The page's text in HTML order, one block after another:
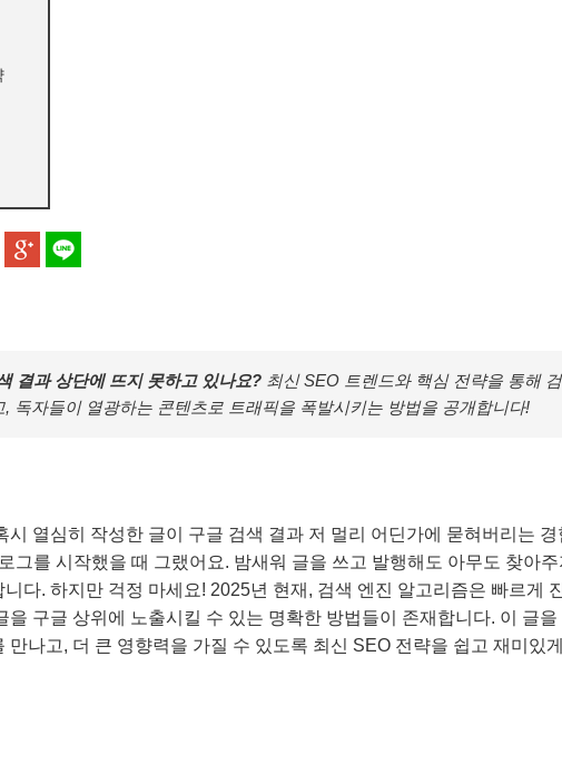
결과 상단에 뜨지 못하고 있나요? 최신 SEO 트렌드와 핵심 전략을 통해 검
독자들이 열광하는 콘텐츠로 트래픽을 폭발시키는 방법을 공개합니다!
시 열심히 작성한 글이 구글 검색 결과 저 멀리 어딘가에 묻혀버리는 경
그를 시작했을 때 그랬어요. 밤새워 글을 쓰고 발행해도 아무도 찾아주
다. 하지만 걱정 마세요! 2025년 현재, 검색 엔진 알고리즘은 빠르게
을 구글 상위에 노출시킬 수 있는 명확한 방법들이 존재합니다. 이 글을
나고, 더 큰 영향력을 가질 수 있도록 최신 SEO 전략을 쉽고 재미있게